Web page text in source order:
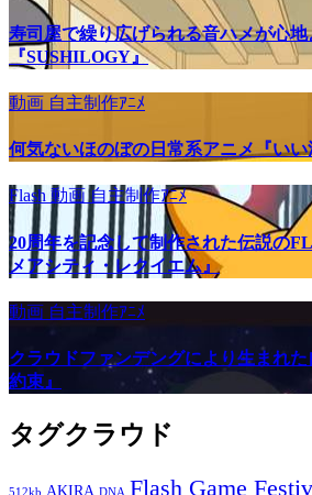
寿司屋で繰り広げられる音ハメが心
『SUSHILOGY』
動画 自主制作ｱﾆﾒ
何気ないほのぼの日常系アニメ『いい
Flash 動画自主制作ｱﾆﾒ
20周年を記念して制作された伝説の
メアシティ・レクイエム』
動画 自主制作ｱﾆﾒ
クラウドファンデングにより生まれ
約束』
タグクラウド
512kb AKIRA DNA Flash Game